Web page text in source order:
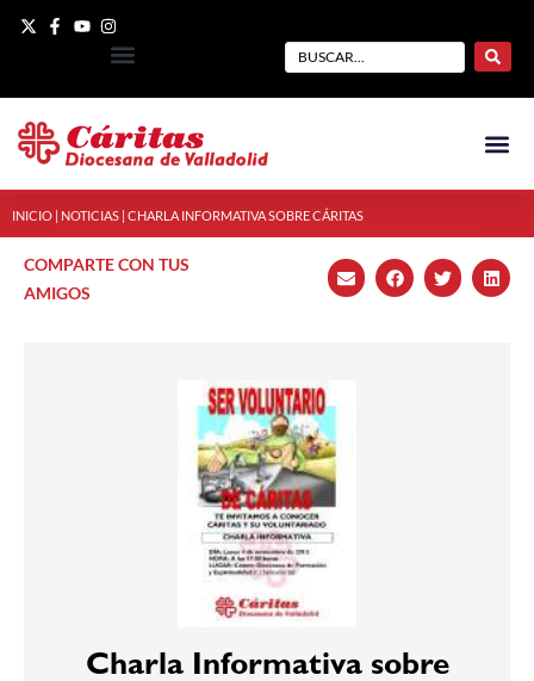
INICIO NOTICIAS CHARLA INFORMATIVA SOBRE CÁRITAS
COMPARTE CON TUS
AMIGOS
Charla Informativa sobre